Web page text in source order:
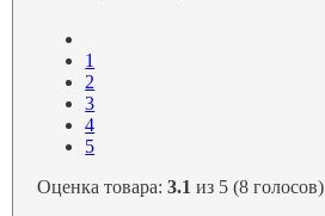
1
2
3
4
5
Оценка товара:3.1 из 5 (8 голосов)